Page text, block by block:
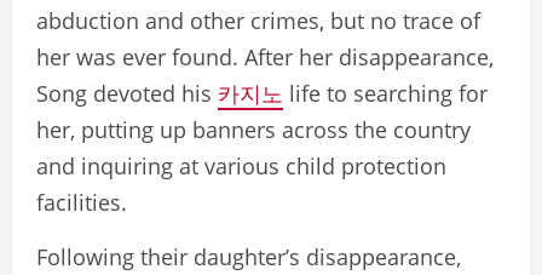
abduction and other crimes, but no trace of
her was ever found. After her disappearance,
Song devoted his 카지노 life to searching for
her, putting up banners across the country
and inquiring at various child protection
facilities.
Following their daughter’s disappearance,